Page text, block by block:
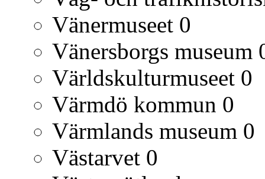
Vänermuseet 0
Vänersborgs museum
Världskulturmuseet 0
Värmdö kommun 0
Värmlands museum 0
Västarvet 0